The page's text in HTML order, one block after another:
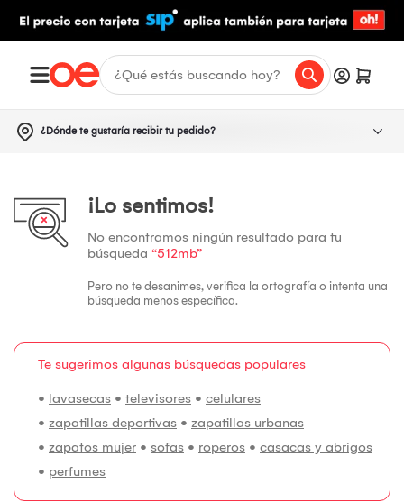
¿Dónde te gustaría recibir tu pedido?
¡Lo sentimos!
No encontramos ningún resultado para tu
búsqueda “512mb”
Pero no te desanimes, verifica la ortografía o intenta una
búsqueda menos específica.
Te sugerimos algunas búsquedas populares
• lavasecas • televisores • celulares
• zapatillas deportivas • zapatillas urbanas
• zapatos mujer • sofas • roperos • casacas y abrigos
• perfumes